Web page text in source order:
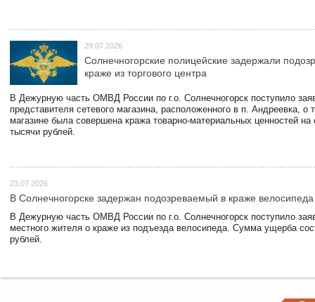
29.07.2026
Солнечногорские полицейские задержали
краже из торгового центра
В Дежурную часть ОМВД России по г.о. Солнечногорск поступило
представителя сетевого магазина, расположенного в п. Андреевка, о
магазине была совершена кража товарно-материальных ценностей
тысячи рублей.
23.07.2026
В Солнечногорске задержан подозреваемый в краже велосипеда
В Дежурную часть ОМВД России по г.о. Солнечногорск поступило
местного жителя о краже из подъезда велосипеда. Сумма ущерба
рублей.